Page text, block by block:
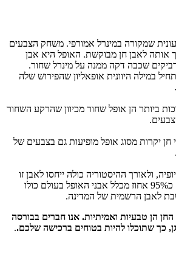
שמקורה במינרל אמורפי. משחק הצבעים
אותה לאבן חן מבוקשת. האופל היא אבן
שכבה דקה ממנה על מינרל שחור.
במילה היוונית אופאליון שהפירוש שלה
ביותר הן אופל שחור מכיוון שהרקע השחור
חן יקרות מסוג אופל מופיעות גם בצבעים של
ולאורך ההיסטוריה כולה ייחסו לאבן זו
תכונות מיסטיות ורוחניות. כ95% אחוז מכלל אבני האופל בעולם כולו
לאבן הרשמית של המדינה.
הן טבעיות ואמיתיות. אנו חברים בבורסה
כך שתוכלו להיות בטוחים ברכישה שלכם..